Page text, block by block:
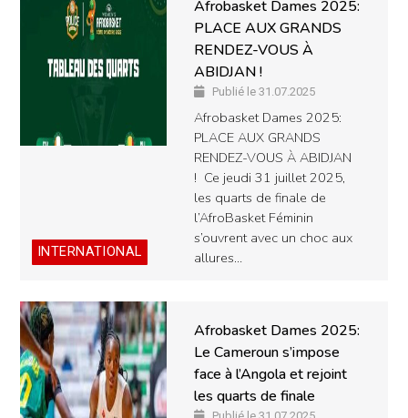
INTERNATIONAL
Afrobasket Dames 2025:
PLACE AUX GRANDS
RENDEZ-VOUS À
ABIDJAN !
Publié le 31.07.2025
Afrobasket Dames 2025:
PLACE AUX GRANDS
RENDEZ-VOUS À ABIDJAN
! Ce jeudi 31 juillet 2025,
les quarts de finale de
l’AfroBasket Féminin
s’ouvrent avec un choc aux
allures…
Afrobasket Dames 2025:
Le Cameroun s’impose
face à l’Angola et rejoint
les quarts de finale